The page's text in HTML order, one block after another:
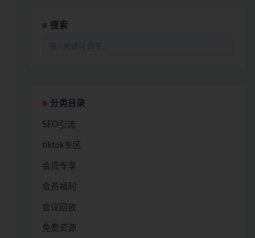
搜索
分类目录
SEO引流
tiktok专区
会员专享
会员福利
会议回放
免费资源